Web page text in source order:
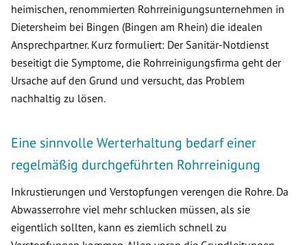
heimischen, renommierten Rohrreinigungsunternehmen in
Dietersheim bei Bingen (Bingen am Rhein) die idealen
Ansprechpartner. Kurz formuliert: Der Sanitär-Notdienst
beseitigt die Symptome, die Rohrreinigungsfirma geht der
Ursache auf den Grund und versucht, das Problem
nachhaltig zu lösen.
Eine sinnvolle Werterhaltung bedarf einer
regelmäßig durchgeführten Rohrreinigung
Inkrustierungen und Verstopfungen verengen die Rohre. Da
Abwasserrohre viel mehr schlucken müssen, als sie
eigentlich sollten, kann es ziemlich schnell zu